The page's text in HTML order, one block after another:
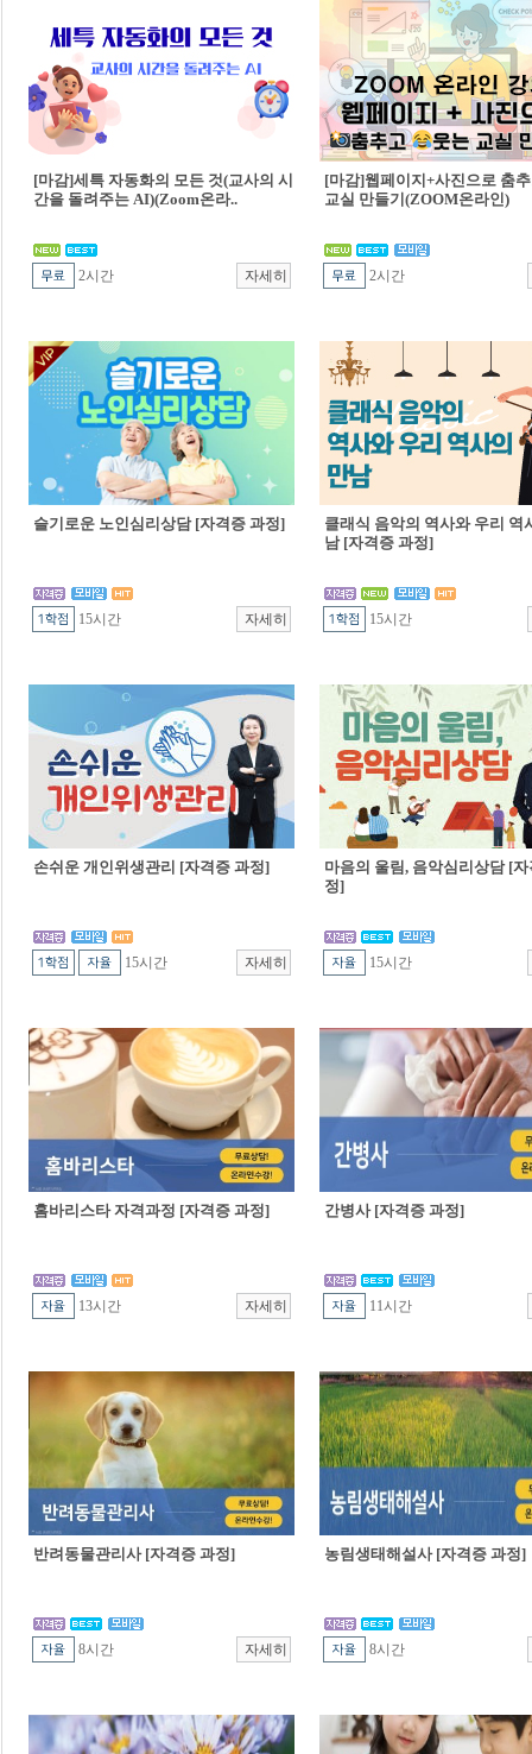
[마감]세특 자동화의 모든 것(교사의 시
간을 돌려주는 AI)(Zoom온라..
2시간
[마감]웹페이지+사진으로 춤
교실 만들기(ZOOM온라인)
2시간
슬기로운 노인심리상담 [자격증 과정]
15시간
클래식 음악의 역사와 우리 역
남 [자격증 과정]
15시간
손쉬운 개인위생관리 [자격증 과정]
15시간
마음의 울림, 음악심리상담 [
정]
15시간
홈바리스타 자격과정 [자격증 과정]
13시간
간병사 [자격증 과정]
11시간
반려동물관리사 [자격증 과정]
8시간
농림생태해설사 [자격증 과정]
8시간